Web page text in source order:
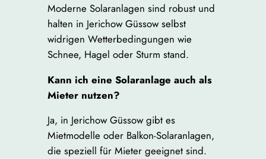
Moderne Solaranlagen sind robust und
halten in Jerichow Güssow selbst
widrigen Wetterbedingungen wie
Schnee, Hagel oder Sturm stand.
Kann ich eine Solaranlage auch als
Mieter nutzen?
Ja, in Jerichow Güssow gibt es
Mietmodelle oder Balkon-Solaranlagen,
die speziell für Mieter geeignet sind.